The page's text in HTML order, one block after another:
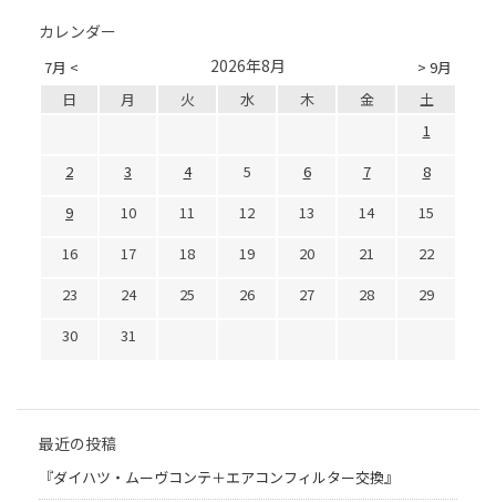
カレンダー
7月 < > 9月
2026年8月
日 月 火 水 木 金
土
1
2
3 4 5 6 7
8
9
10 11 12 13 14
15
16
17 18 19 20 21
22
23
24 25 26 27 28
29
30
31
最近の投稿
『ダイハツ・ムーヴコンテ＋エアコンフィルター交換』